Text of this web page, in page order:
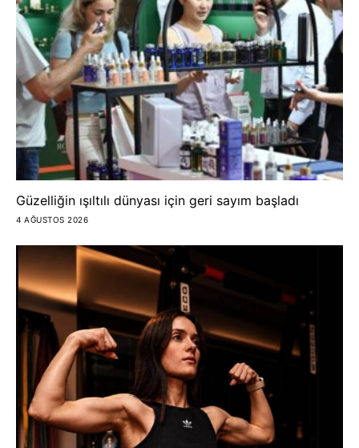
Güzelliğin ışıltılı dünyası için geri sayım başladı
4 AĞUSTOS 2026